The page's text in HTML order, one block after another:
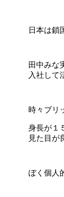
日本は鎖
田中みな
入社して
時々ブリ
身長が１
見た目が
ぼく個人